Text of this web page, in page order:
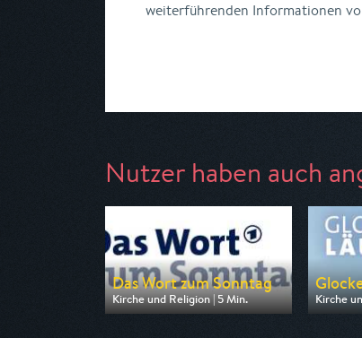
weiterführenden Informationen
Nutzer haben auch
Das Wort zum Sonntag
Kirche und Religion | 5 Min.
Ausgestrahlt von ARD
Kirche